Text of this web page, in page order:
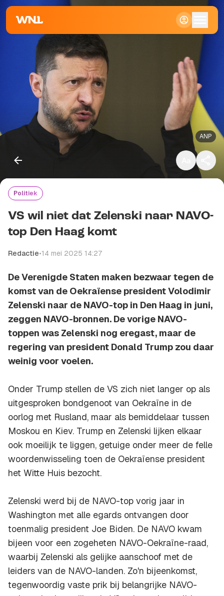
ANP
Klein
Standaard
Groot
Politiek
VS wil niet dat Zelenski naar NAVO-
top Den Haag komt
Redactie•14 mei 2025 14:27
De Verenigde Staten maken bezwaar tegen de
komst van de Oekraïense president Volodimir
Zelenski naar de NAVO-top in Den Haag in juni,
zeggen NAVO-bronnen. De vorige NAVO-
toppen was Zelenski nog eregast, maar de
regering van president Donald Trump zou daar
weinig voor voelen.
Onder Trump stellen de VS zich niet langer op als
uitgesproken bondgenoot van Oekraïne in de
oorlog met Rusland, maar als bemiddelaar tussen
Moskou en Kiev. Trump en Zelenski lijken elkaar
ook moeilijk te liggen, getuige onder meer de felle
woordenwisseling toen de Oekraïense president
het Witte Huis bezocht.
Zelenski werd bij de NAVO-top vorig jaar in
Washington met alle egards ontvangen door
toenmalig president Joe Biden. De NAVO kwam
bijeen voor een zogeheten NAVO-Oekraïne-raad,
waarbij Zelenski als gelijke aanschoof met de
leiders van de NAVO-landen. Zo'n bijeenkomst,
tegenwoordig vaste prik bij belangrijke NAVO-